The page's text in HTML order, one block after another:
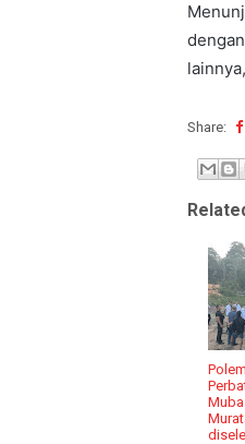
Share: